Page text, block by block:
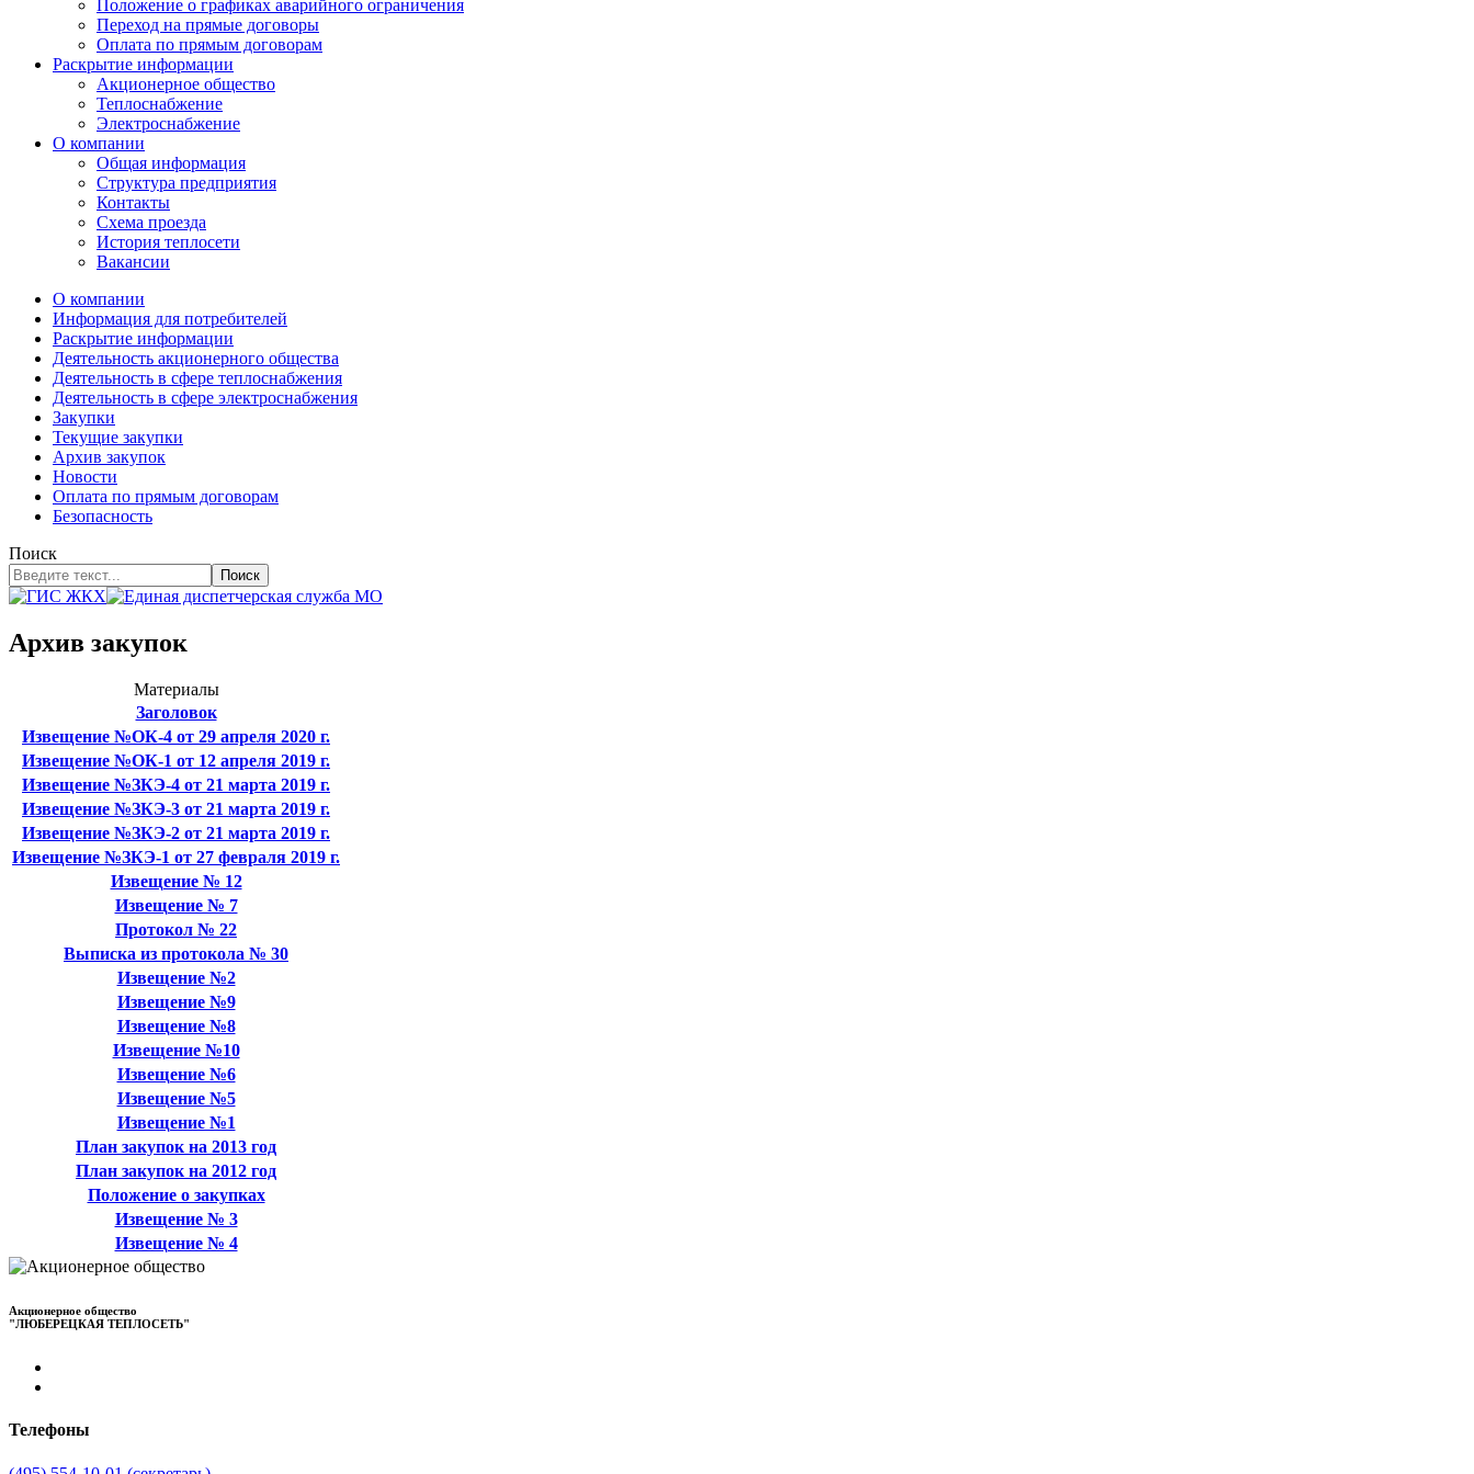
Положение о графиках аварийного ограничения
Переход на прямые договоры
Оплата по прямым договорам
Раскрытие информации
Акционерное общество
Теплоснабжение
Электроснабжение
О компании
Общая информация
Структура предприятия
Контакты
Схема проезда
История теплосети
Вакансии
О компании
Информация для потребителей
Раскрытие информации
Деятельность акционерного общества
Деятельность в сфере теплоснабжения
Деятельность в сфере электроснабжения
Закупки
Текущие закупки
Архив закупок
Новости
Оплата по прямым договорам
Безопасность
Поиск
Поиск
Архив закупок
Материалы
Заголовок
Извещение №ОК-4 от 29 апреля 2020 г.
Извещение №ОК-1 от 12 апреля 2019 г.
Извещение №ЗКЭ-4 от 21 марта 2019 г.
Извещение №ЗКЭ-3 от 21 марта 2019 г.
Извещение №ЗКЭ-2 от 21 марта 2019 г.
Извещение №ЗКЭ-1 от 27 февраля 2019 г.
Извещение № 12
Извещение № 7
Протокол № 22
Выписка из протокола № 30
Извещение №2
Извещение №9
Извещение №8
Извещение №10
Извещение №6
Извещение №5
Извещение №1
План закупок на 2013 год
План закупок на 2012 год
Положение о закупках
Извещение № 3
Извещение № 4
Акционерное общество
"ЛЮБЕРЕЦКАЯ ТЕПЛОСЕТЬ"
Телефоны